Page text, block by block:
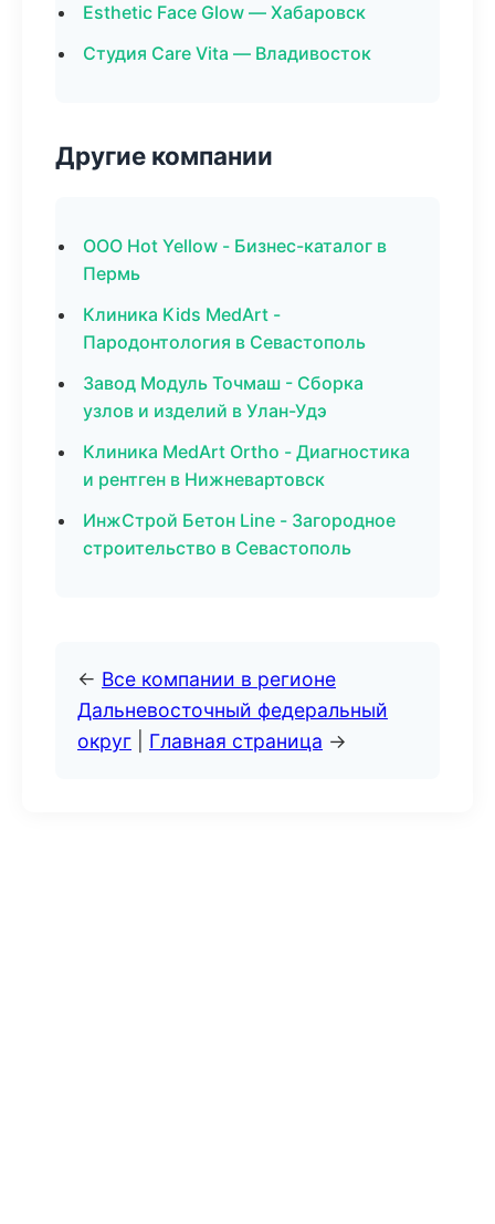
Esthetic Face Glow — Хабаровск
Студия Care Vita — Владивосток
Другие компании
ООО Hot Yellow - Бизнес-каталог в
Пермь
Клиника Kids MedArt -
Пародонтология в Севастополь
Завод Модуль Точмаш - Сборка
узлов и изделий в Улан-Удэ
Клиника MedArt Ortho - Диагностика
и рентген в Нижневартовск
ИнжСтрой Бетон Line - Загородное
строительство в Севастополь
← Все компании в регионе
Дальневосточный федеральный
округ
Главная страница →